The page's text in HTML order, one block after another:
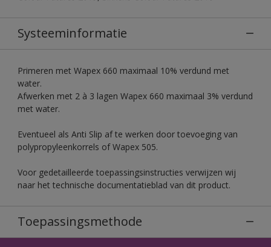
Systeeminformatie
Primeren met Wapex 660 maximaal 10% verdund met
water.
Afwerken met 2 à 3 lagen Wapex 660 maximaal 3% verdund
met water.
Eventueel als Anti Slip af te werken door toevoeging van
polypropyleenkorrels of Wapex 505.
Voor gedetailleerde toepassingsinstructies verwijzen wij
naar het technische documentatieblad van dit product.
Toepassingsmethode